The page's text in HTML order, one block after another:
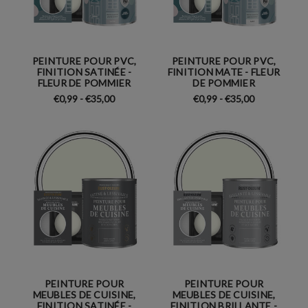
PEINTURE POUR PVC,
FINITION SATINÉE -
FLEUR DE POMMIER
€0,99 - €35,00
PEINTURE POUR PVC,
FINITION MATE - FLEUR
DE POMMIER
€0,99 - €35,00
PEINTURE POUR
MEUBLES DE CUISINE,
PEINTURE POUR
MEUBLES DE CUISINE,